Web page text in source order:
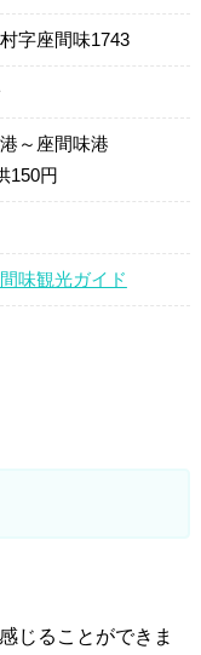
字座間味1743
～座間味港
150円
味観光ガイド
じることができま